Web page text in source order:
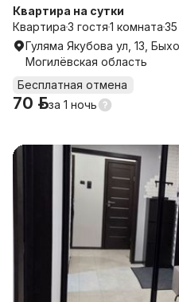
Квартира на сутки
Квартира3 гостя1 комната
Гуляма Якубова ул, 13,
Могилёвская область
Бесплатная отмена
70 р.за 1 ночь